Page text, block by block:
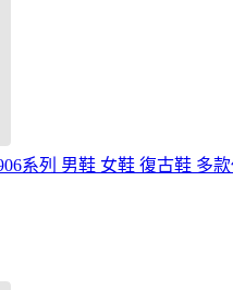
系列 男鞋 女鞋 復古鞋 多